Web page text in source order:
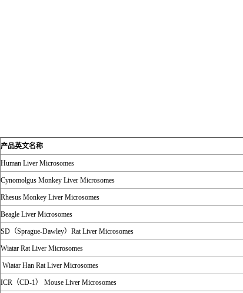
产品英文名称
Human Liver Microsomes
Cynomolgus Monkey Liver Microsomes
Rhesus Monkey Liver Microsomes
Beagle Liver Microsomes
SD （Sprague-Dawley） Rat Liver Microsomes
Wiatar Rat Liver Microsomes
Wiatar Han Rat Liver Microsomes
ICR （CD-1） Mouse Liver Microsomes